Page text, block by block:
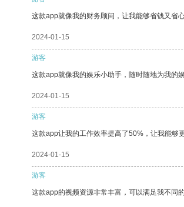
这款app就像我的财务顾问，让我能够省钱又省心
2024-01-15
游客
这款app就像我的娱乐小助手，随时随地为我的娱
2024-01-15
游客
这款app让我的工作效率提高了50%，让我能够
2024-01-15
游客
这款app的视频资源非常丰富，可以满足我不同的